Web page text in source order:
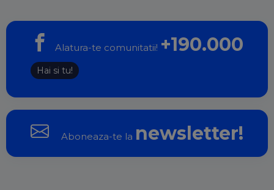
Alatura-te comunitatii! +190.000
Hai si tu!
Aboneaza-te la newsletter!